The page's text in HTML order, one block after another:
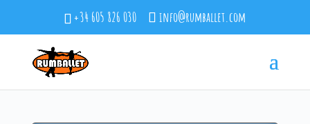
+34 605 826 030 info@rumballet.com